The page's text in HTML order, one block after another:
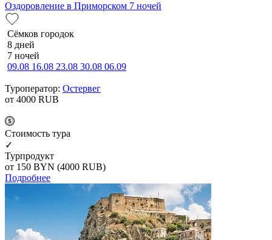
Оздоровление в Приморском 7 ночей
Сёмков городок
8 дней
7 ночей
09.08 16.08 23.08 30.08 06.09
Туроператор: Остервег
от 4000 RUB
Cтоимость тура
✓
Турпродукт
от 150 BYN (4000 RUB)
Подробнее